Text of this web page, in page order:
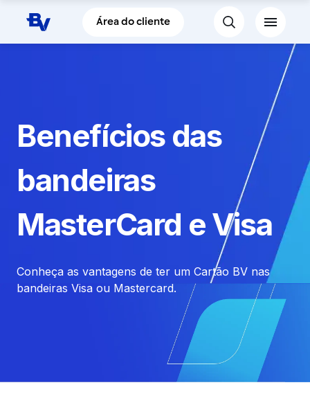
Pular para o Conteúdo principal
Área do cliente
Benefícios das
bandeiras
MasterCard e Visa
Conheça as vantagens de ter um Cartão BV nas
bandeiras Visa ou Mastercard.